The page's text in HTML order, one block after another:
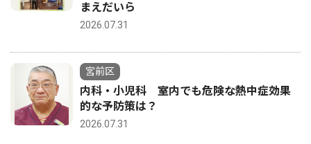
まえだいら
2026.07.31
宮前区
内科・小児科 室内でも危険な熱中症効果
的な予防策は？
2026.07.31